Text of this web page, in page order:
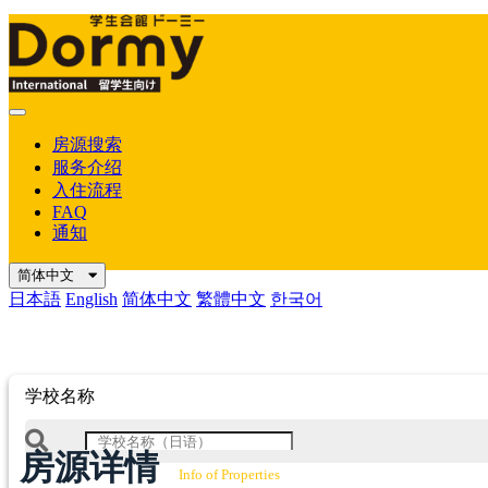
Mobile
房源搜索
服务介绍
入住流程
FAQ
通知
简体中文
日本語 English 简体中文 繁體中文 한국어
学校名称
房源详情 Info of Properties